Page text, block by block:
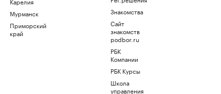
Мурманск
Приморский
край
Знакомства
Сайт
знакомств
podbor.ru
РБК
Компании
РБК Курсы
Школа
управления